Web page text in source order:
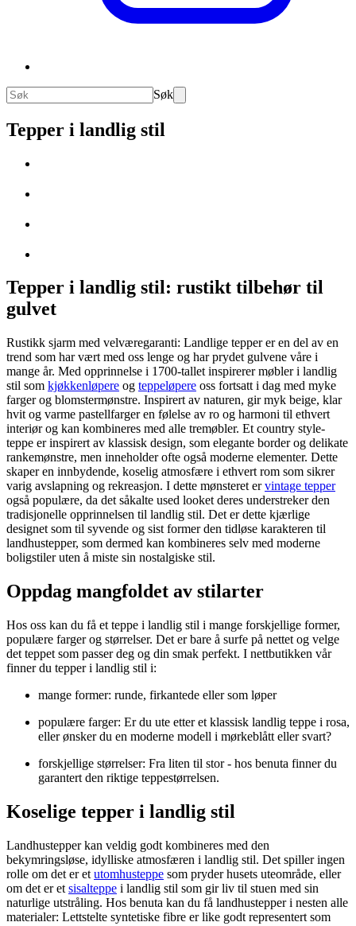
Søk
Tepper i landlig stil
Tepper i landlig stil: rustikt tilbehør til
gulvet
Rustikk sjarm med velværegaranti: Landlige tepper er en del av en
trend som har vært med oss lenge og har prydet gulvene våre i
mange år. Med opprinnelse i 1700-tallet inspirerer møbler i landlig
stil som kjøkkenløpere og teppeløpere oss fortsatt i dag med myke
farger og blomstermønstre. Inspirert av naturen, gir myk beige, klar
hvit og varme pastellfarger en følelse av ro og harmoni til ethvert
interiør og kan kombineres med alle tremøbler. Et country style-
teppe er inspirert av klassisk design, som elegante border og delikate
rankemønstre, men inneholder ofte også moderne elementer. Dette
skaper en innbydende, koselig atmosfære i ethvert rom som sikrer
varig avslapning og rekreasjon. I dette mønsteret ervintage tepper
også populære, da det såkalte used looket deres understreker den
tradisjonelle opprinnelsen til landlig stil. Det er dette kjærlige
designet som til syvende og sist former den tidløse karakteren til
landhustepper, som dermed kan kombineres selv med moderne
boligstiler uten å miste sin nostalgiske stil.
Oppdag mangfoldet av stilarter
Hos oss kan du få et teppe i landlig stil i mange forskjellige former,
populære farger og størrelser. Det er bare å surfe på nettet og velge
det teppet som passer deg og din smak perfekt. I nettbutikken vår
finner du tepper i landlig stil i:
mange former: runde, firkantede eller som løper
populære farger: Er du ute etter et klassisk landlig teppe i rosa,
eller ønsker du en moderne modell i mørkeblått eller svart?
forskjellige størrelser: Fra liten til stor - hos benuta finner du
garantert den riktige teppestørrelsen.
Koselige tepper i landlig stil
Landhustepper kan veldig godt kombineres med den
bekymringsløse, idylliske atmosfæren i landlig stil. Det spiller ingen
rolle om det er et utomhusteppe som pryder husets uteområde, eller
om det er et sisalteppe i landlig stil som gir liv til stuen med sin
naturlige utstråling. Hos benuta kan du få landhustepper i nesten alle
materialer: Lettstelte syntetiske fibre er like godt representert som